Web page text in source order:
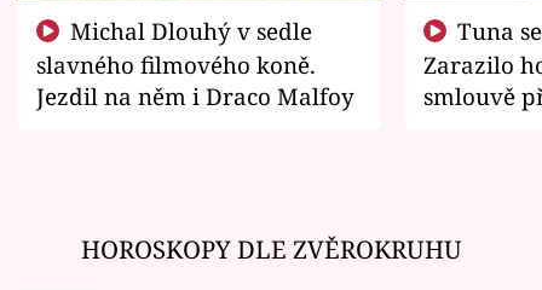
slavného filmového koně.
Jezdil na něm i Draco Malfoy
Zarazilo
smlouvě
HOROSKOPY DLE ZVĚROKRUHU